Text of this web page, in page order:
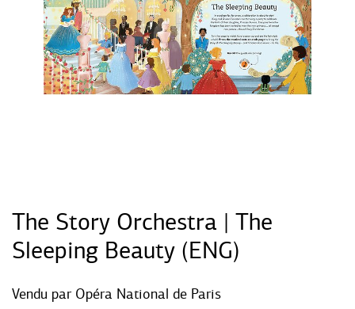
The Story Orchestra | The
Sleeping Beauty (ENG)
Vendu par Opéra National de Paris